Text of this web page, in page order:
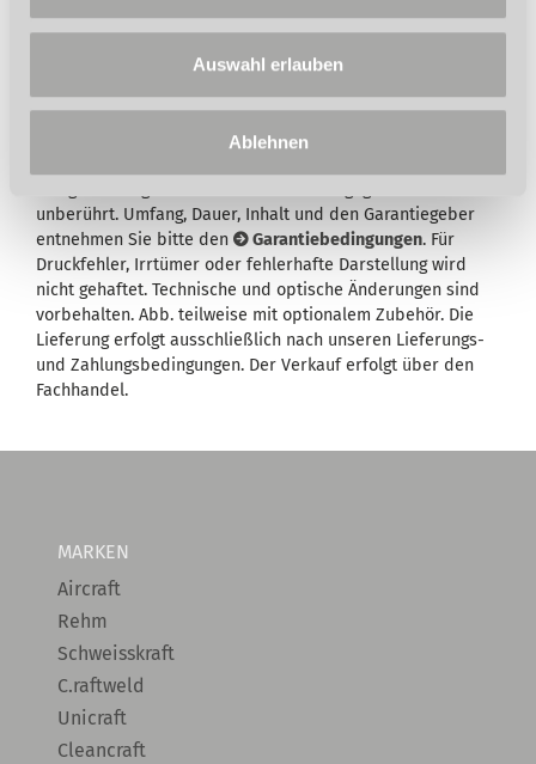
Auswahl erlauben
Ablehnen
Wird in der Artikelbeschreibung und/oder in der
Beschreibung des Lieferumfangs eine Garantie
unberührt. Umfang, Dauer, Inhalt und den Garantiegeber
entnehmen Sie bitte den
Garantiebedingungen. Für
Druckfehler, Irrtümer oder fehlerhafte Darstellung wird
nicht gehaftet. Technische und optische Änderungen sind
vorbehalten. Abb. teilweise mit optionalem Zubehör. Die
Lieferung erfolgt ausschließlich nach unseren Lieferungs-
und Zahlungsbedingungen. Der Verkauf erfolgt über den
Fachhandel.
MARKEN
Aircraft
Rehm
Schweisskraft
C.raftweld
Unicraft
Cleancraft